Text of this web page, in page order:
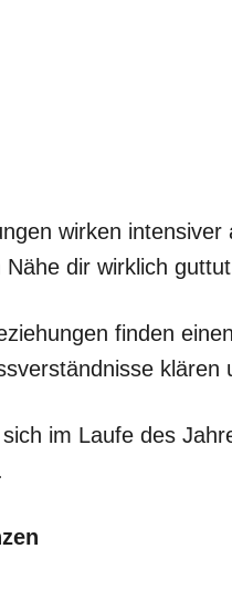
wirken
Nähe dir wirklich
finden
im Laufe des